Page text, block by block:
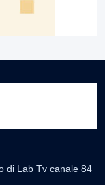
di Lab Tv canale 84